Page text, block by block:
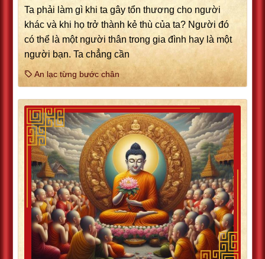
Ta phải làm gì khi ta gây tổn thương cho người
khác và khi họ trở thành kẻ thù của ta? Người đó
có thể là một người thân trong gia đình hay là một
người bạn. Ta chẳng cần
An lạc từng bước chân